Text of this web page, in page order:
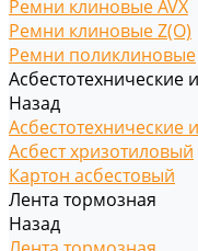
Ремни клиновые AVX
Ремни клиновые Z(O)
Ремни поликлиновые
Асбестотехнические
Назад
Асбестотехнические
Асбест хризотиловый
Картон асбестовый
Лента тормозная
Назад